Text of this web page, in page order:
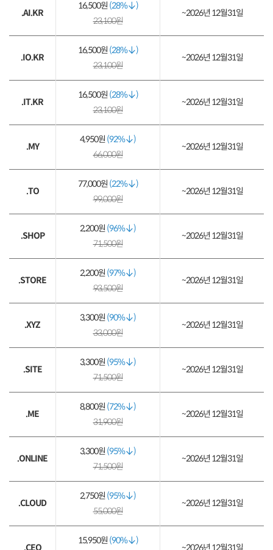
.AI.KR
16,500원 (28%
)
23,100원
~2026년 12월31일
.IO.KR
16,500원 (28%
)
23,100원
~2026년 12월31일
.IT.KR
16,500원 (28%
)
23,100원
~2026년 12월31일
.MY
4,950원 (92%
)
66,000원
~2026년 12월31일
.TO
77,000원 (22%
)
99,000원
~2026년 12월31일
.SHOP
2,200원 (96%
)
71,500원
~2026년 12월31일
.STORE
2,200원 (97%
)
93,500원
~2026년 12월31일
.XYZ
3,300원 (90%
)
33,000원
~2026년 12월31일
.SITE
3,300원 (95%
)
71,500원
~2026년 12월31일
.ME
8,800원 (72%
)
31,900원
~2026년 12월31일
.ONLINE
3,300원 (95%
)
71,500원
~2026년 12월31일
.CLOUD
2,750원 (95%
)
55,000원
~2026년 12월31일
.CEO
15,950원 (90% )
~2026년 12월31일